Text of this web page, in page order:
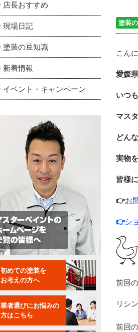
塗装
こん
愛媛
いつ
マス
どん
実物
皆様
👉お
👉シ
前回
リシ
前回
店長おすすめ
現場日記
塗装の豆知識
新着情報
イベント・キャンペーン
初めての塗装を
お考えの方へ
業者選びにお悩みの
方はこちら